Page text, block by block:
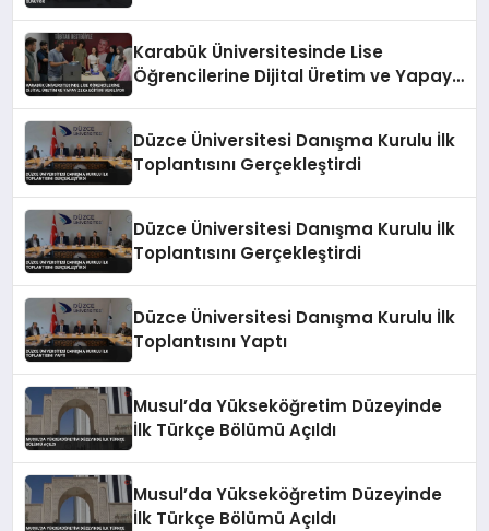
Karabük Üniversitesinde Lise
Öğrencilerine Dijital Üretim ve Yapay
Düzce Üniversitesi Danışma Kurulu İlk
Toplantısını Gerçekleştirdi
Düzce Üniversitesi Danışma Kurulu İlk
Toplantısını Gerçekleştirdi
Düzce Üniversitesi Danışma Kurulu İlk
Toplantısını Yaptı
Musul’da Yükseköğretim Düzeyinde
İlk Türkçe Bölümü Açıldı
Musul’da Yükseköğretim Düzeyinde
İlk Türkçe Bölümü Açıldı